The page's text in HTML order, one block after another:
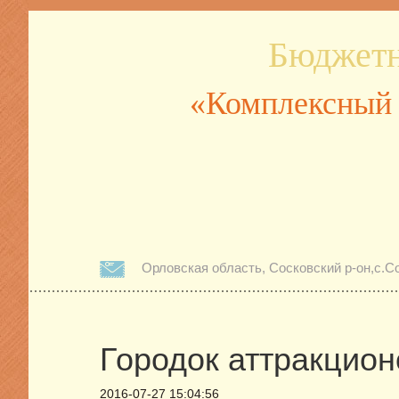
«Комплексный
Орловская область, Сосковский р-
Городок
2016-07-27 15:04:56